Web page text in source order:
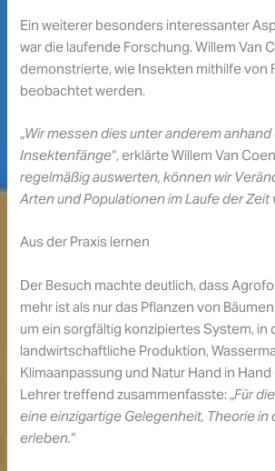
Ein weiterer besonders interessanter
war die laufende Forschung. Willem Van
demonstrierte, wie Insekten mithilfe von
beobachtet werden.
„Wir messen dies unter anderem anhand
Insektenfänge“, erklärte Willem Van
regelmäßig auswerten, können wir
Arten und Populationen im Laufe der Zeit
Aus der Praxis lernen
Der Besuch machte deutlich, dass
mehr ist als nur das Pflanzen von
um ein sorgfältig konzipiertes System, in
landwirtschaftliche Produktion,
Klimaanpassung und Natur Hand in
Lehrer treffend zusammenfasste: „Für
eine einzigartige Gelegenheit, Theorie in
erleben.“